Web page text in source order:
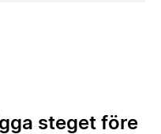
steget före